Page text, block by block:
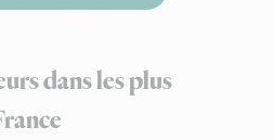
dans les plus